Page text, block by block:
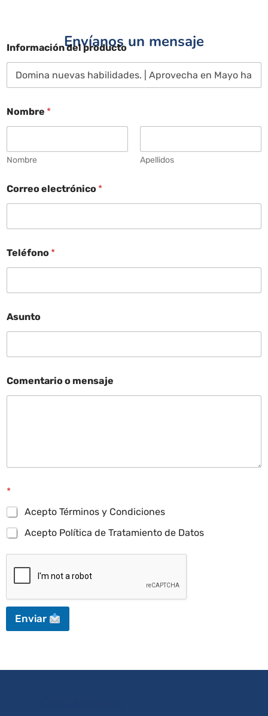
Envíanos un mensaje
Información del producto
Nombre *
Nombre Apellidos
Correo electrónico *
Teléfono *
Asunto
Comentario o mensaje
*
Acepto Términos y Condiciones
Acepto Política de Tratamiento de Datos
Enviar